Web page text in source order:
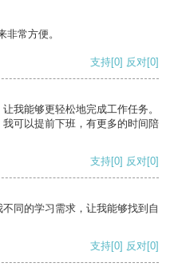
常方便。
支持[0] 反对[0]
我能够更轻松地完成工作任务。
可以提前下班，有更多的时间陪
支持[0] 反对[0]
同的学习需求，让我能够找到自
支持[0] 反对[0]